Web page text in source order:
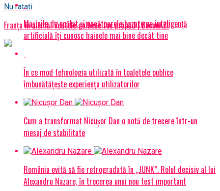
Nu ratati
Franța în alertă! Vestele galbene fac prăpăd | BacauAZI
Mașinile de spălat și uscătoarele bazate pe inteligență
artificială îți cunosc hainele mai bine decât tine
În ce mod tehnologia utilizată în toaletele publice
îmbunătățește experiența utilizatorilor
Cum a transformat Nicușor Dan o notă de trecere într-un
mesaj de stabilitate
România evită să fie retrogradată în „JUNK”. Rolul decisiv al lui
Alexandru Nazare, în trecerea unui nou test important